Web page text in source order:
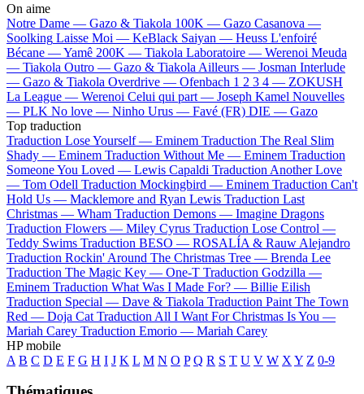
On aime
Notre Dame — Gazo & Tiakola 100K — Gazo Casanova —
Soolking Laisse Moi — KeBlack Saiyan — Heuss L'enfoiré
Bécane —Yamê 200K — Tiakola Laboratoire — Werenoi Meuda
— Tiakola Outro — Gazo & Tiakola Ailleurs — Josman Interlude
— Gazo & Tiakola Overdrive — Ofenbach 1 2 3 4 — ZOKUSH
La League — Werenoi Celui qui part — Joseph Kamel Nouvelles
— PLK No love — Ninho Urus — Favé (FR) DIE — Gazo
Top traduction
Traduction Lose Yourself — Eminem Traduction The Real Slim
Shady — Eminem Traduction Without Me — Eminem Traduction
Someone You Loved — Lewis Capaldi Traduction Another Love
— Tom Odell Traduction Mockingbird — Eminem Traduction Can't
Hold Us — Macklemore and Ryan Lewis Traduction Last
Christmas — Wham Traduction Demons — Imagine Dragons
Traduction Flowers — Miley Cyrus Traduction Lose Control —
Teddy Swims Traduction BESO — ROSALÍA & Rauw Alejandro
Traduction Rockin' Around The Christmas Tree — Brenda Lee
Traduction The Magic Key — One-T Traduction Godzilla —
Eminem Traduction What Was I Made For? — Billie Eilish
Traduction Special — Dave & Tiakola Traduction Paint The Town
Red — Doja Cat Traduction All I Want For Christmas Is You —
Mariah Carey Traduction Emorio — Mariah Carey
HP mobile
A B C D E F G H I J K L M N O P Q R S T U V W X Y Z 0-9